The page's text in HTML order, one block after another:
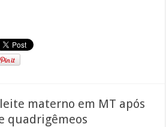
materno em MT após
quadrigêmeos